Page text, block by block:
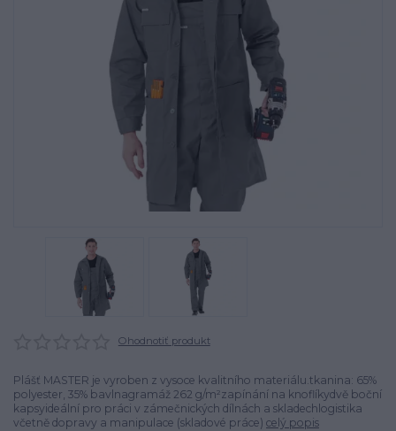
Ohodnotiť produkt
Plášť MASTER je vyroben z vysoce kvalitního materiálu.tkanina: 65%
polyester, 35% bavlnagramáž 262 g/m²zapínání na knoflíkydvě boční
kapsyideální pro práci v zámečnických dílnách a skladechlogistika
včetně dopravy a manipulace (skladové práce) celý popis